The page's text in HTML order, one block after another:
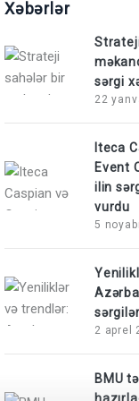
Xəbərlər
sərgi
22
Iteca
Event
ilin
vurdu
5
2 aprel
BMU